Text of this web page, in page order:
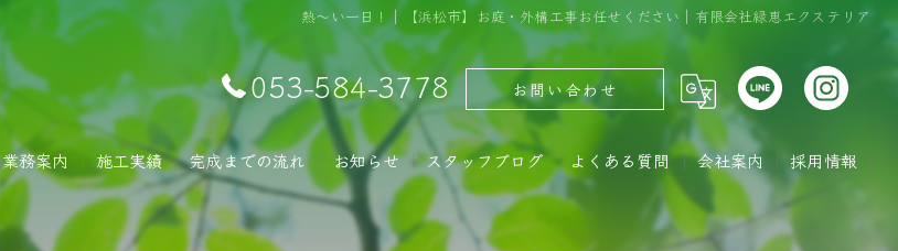
熱～い一日！｜【浜松市】お庭・外構工事お任せください｜有限会社緑恵エクステリア
053-584-3778 お問い合わせ
業務案内 施工実績 完成までの流れ お知らせ スタッフブログ よくある質問 会社案内 採用情報